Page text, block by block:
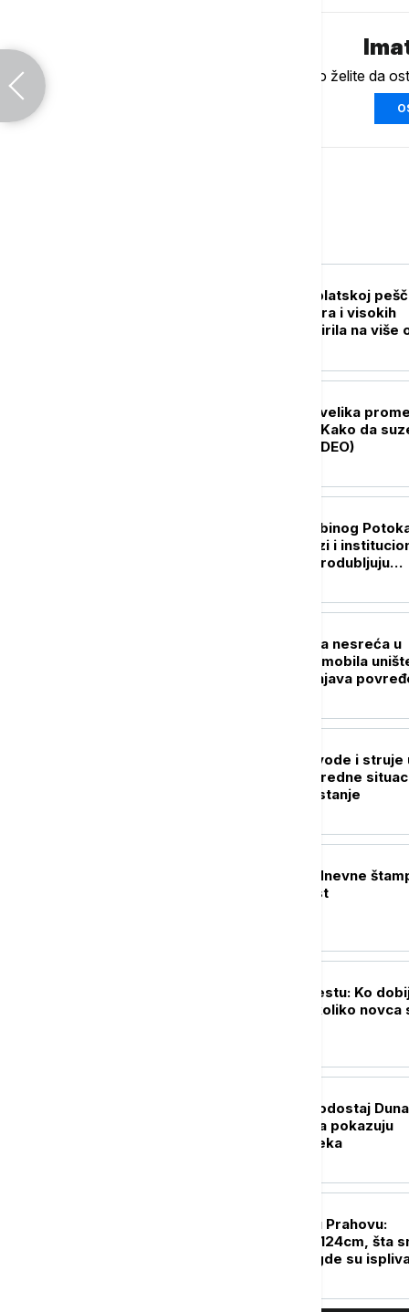
Ukoliko želite da
Novi požar u Deliblatskoj
Vatra se zbog vetra i visokih
temperatura proširila na više
Polazak u vrtić je velika
za celu porodicu: Kako da
traju što kraće (VIDEO)
Gradonačelnik Zubinog
Jednostrani potezi i
pritisci dodatno produbljuju
Teška saobraćajna nesreća u
Grockoj: Dva automobila
Hitna pomoć zbrinjava
Nema restrikcija vode i struje
Srbiji: Štab za vanredne
objavio najnovije stanje
Naslovne strane dnevne
četvrtak, 6. avgust
Sve na jednom mestu: Ko
državnu pomoć, koliko novca
Rekordno nizak vodostaj
nije slučajnost: Šta pokazuju
podaci i šta nas čeka
Euronews Srbija u Prahovu:
Vodostaj pao na -124cm, šta
zatekli na mestu gde su